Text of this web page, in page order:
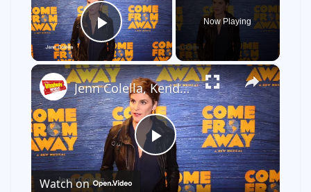
Play Video
Now Playing
×
P
Jenn Colella, Kendra Kassebaum, and Joel Hatch Tell Us About COME FROM AWAY
Watch on